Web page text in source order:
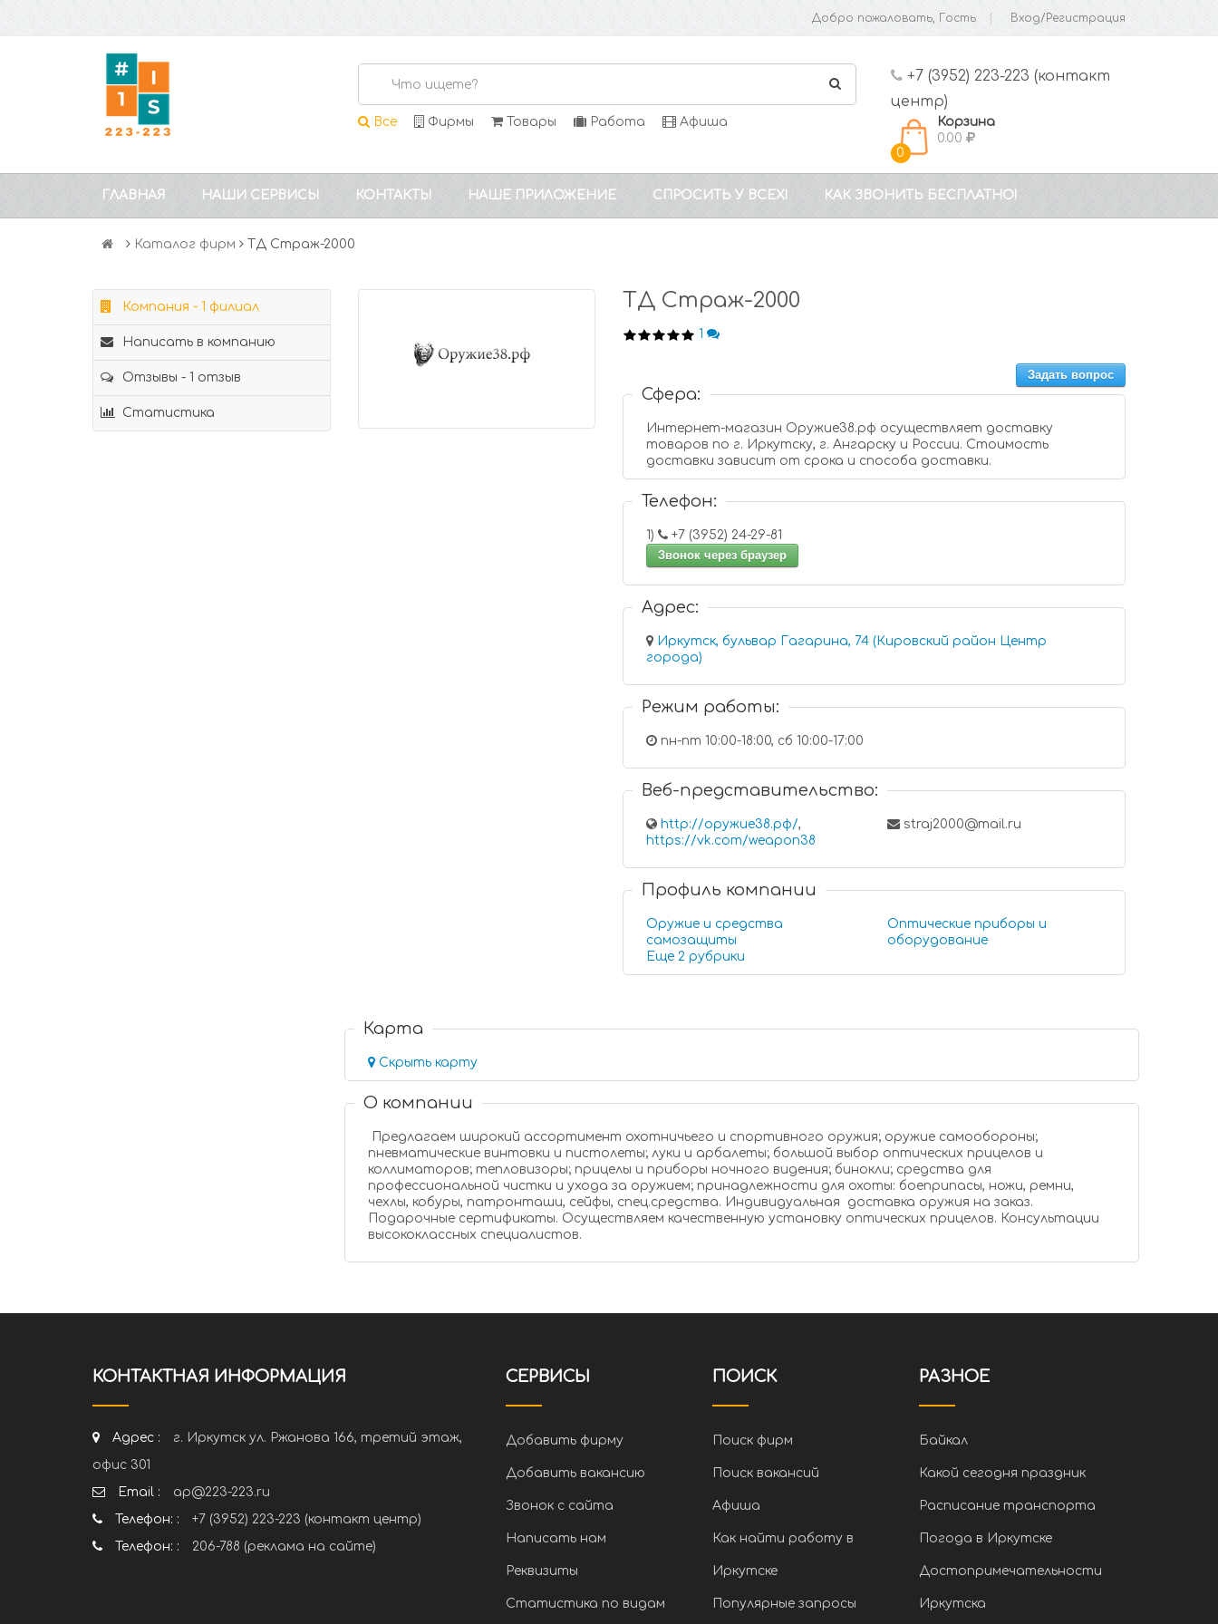
Добро пожаловать, Гость Вход/Регистрация
Все Фирмы Товары Работа Афиша
+7 (3952) 223-223 (контакт
центр)
0
Корзина
0.00
ГЛАВНАЯ НАШИ СЕРВИСЫ КОНТАКТЫ НАШЕ ПРИЛОЖЕНИЕ СПРОСИТЬ У ВСЕХ! КАК ЗВОНИТЬ БЕСПЛАТНО!
Каталог фирм ТД Страж-2000
Компания - 1 филиал
Написать в компанию
Отзывы - 1 отзыв
Статистика
ТД Страж-2000
1
Задать вопрос
Сфера:
Интернет-магазин Оружие38.рф осуществляет доставку
товаров по г. Иркутску, г. Ангарску и России. Стоимость
доставки зависит от срока и способа доставки.
Телефон:
1)
+7 (3952) 24-29-81
Звонок через браузер
Адрес:
Иркутск, бульвар Гагарина, 74 (Кировский район Центр
города)
Режим работы:
пн-пт 10:00-18:00, сб 10:00-17:00
Веб-представительство:
http://оружие38.рф/,
https://vk.com/weapon38
straj2000@mail.ru
Профиль компании
Оружие и средства
самозащиты
Оптические приборы и
оборудование
Еще 2 рубрики
Карта
Скрыть карту
О компании
Предлагаем широкий ассортимент охотничьего и спортивного оружия; оружие самообороны;
пневматические винтовки и пистолеты; луки и арбалеты; большой выбор оптических прицелов и
коллиматоров; тепловизоры; прицелы и приборы ночного видения; бинокли; средства для
профессиональной чистки и ухода за оружием; принадлежности для охоты: боеприпасы, ножи, ремни,
чехлы, кобуры, патронташи, сейфы, спец.средства. Индивидуальная доставка оружия на заказ.
Подарочные сертификаты. Осуществляем качественную установку оптических прицелов. Консультации
высококлассных специалистов.
КОНТАКТНАЯ ИНФОРМАЦИЯ
Адрес :
г. Иркутск ул. Ржанова 166, третий этаж,
офис 301
Email :
ap@223-223.ru
Телефон: :
+7 (3952) 223-223 (контакт центр)
Телефон: :
206-788 (реклама на сайте)
СЕРВИСЫ
Добавить фирму
Добавить вакансию
Звонок с сайта
Написать нам
Реквизиты
Статистика по видам
ПОИСК
Поиск фирм
Поиск вакансий
Афиша
Как найти работу в
Иркутске
Популярные запросы
РАЗНОЕ
Байкал
Какой сегодня праздник
Расписание транспорта
Погода в Иркутске
Достопримечательности
Иркутска